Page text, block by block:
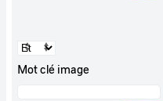
Mot clé image